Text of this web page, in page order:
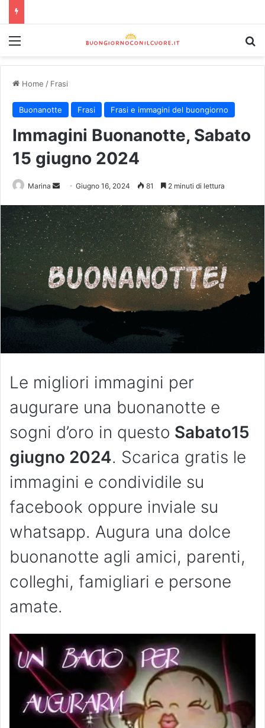
Home / Frasi
Buonanotte Frasi Frasi e immagini del buongiorno
Immagini Buonanotte, Sabato
15 giugno 2024
Marina Giugno 16, 2024 81 2 minuti di lettura
Le migliori immagini per
augurare una buonanotte e
sogni d’oro in questo Sabato15
giugno 2024. Scarica gratis le
immagini e condividile su
facebook oppure inviale su
whatsapp. Augura una dolce
buonanotte agli amici, parenti,
colleghi, famigliari e persone
amate.